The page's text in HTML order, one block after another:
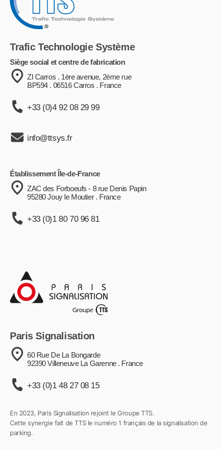
Trafic Technologie Système
Siège social et centre de fabrication
ZI Carros . 1ère avenue, 2ème rue
BP594 . 06516 Carros . France
+33 (0)4 92 08 29 99
info@ttsys.fr
Établissement Île-de-France
ZAC des Forboeufs - 8 rue Denis Papin
95280 Jouy le Moutier . France
+33 (0)1 80 70 96 81
Paris Signalisation
60 Rue De La Bongarde
92390 Villeneuve La Garenne . France
+33 (0)1 48 27 08 15
En 2023, Paris Signalisation rejoint le Groupe TTS.
Cette synergie fait de TTS le numéro 1 français de la signalisation de
parking.